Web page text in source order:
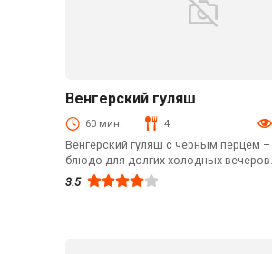
Вторые блюда
Венгерский гуляш
60 мин. 4
Венгерский гуляш с черным перцем
блюдо для долгих холодных вечеров.
3.5